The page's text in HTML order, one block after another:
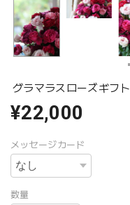
グラマラスローズギフト
¥22,000
メッセージカード
数量